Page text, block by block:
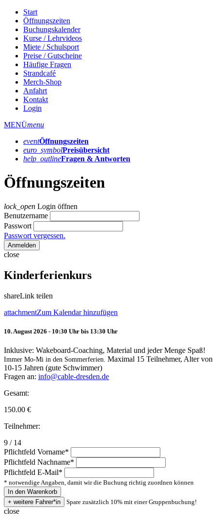
Start
Öffnungszeiten
Buchungskalender
Kurse / Lehrvideos
Miete / Schulsport
Preise / Gutscheine
Häufige Fragen
Strandcafé
Merch-Shop
Anfahrt
Kontakt
Login
MENÜmenu
eventÖffnungs­zeiten
euro_symbolPreis­übersicht
help_outlineFragen & Antworten
Öffnungszeiten
lock_open Login öffnen
Benutzername
Passwort
Passwort vergessen.
Anmelden
close
Kinderferienkurs
shareLink teilen
attachmentZum Kalendar hinzufügen
10. August 2026 - 10:30 Uhr bis 13:30 Uhr
Inklusive: Wakeboard-Coaching, Material und jeder Menge Spaß!
Immer Mo-Mi in den Sommerferien. Maximal 15 Teilnehmer, Alter von
10-15 Jahren (gute Schwimmer)
Fragen an: info@cable-dresden.de
Gesamt:
150.00 €
Teilnehmer:
9 / 14
Pflichtfeld Vorname*
Pflichtfeld Nachname*
Pflichtfeld E-Mail*
* notwendige Angaben, damit wir die Buchung richtig zuordnen können
Spare zusätzlich 10% mit einer Gruppenbuchung!
close